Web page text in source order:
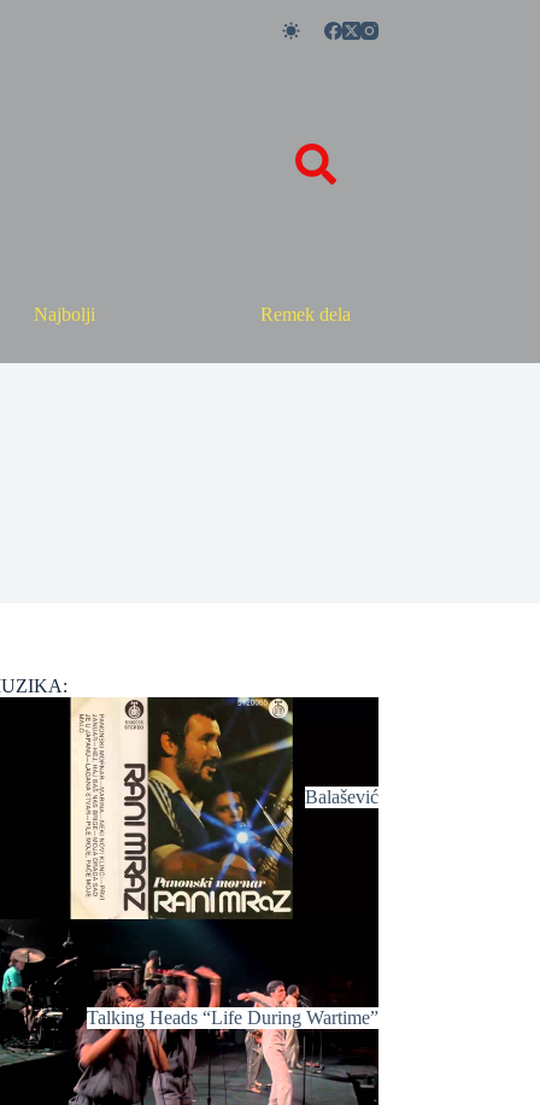
Najbolji Remek dela
Balašević
Talking Heads “Life During Wartime”